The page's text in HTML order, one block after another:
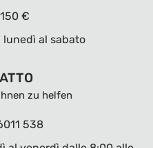
€
lunedì al sabato
zu helfen
538